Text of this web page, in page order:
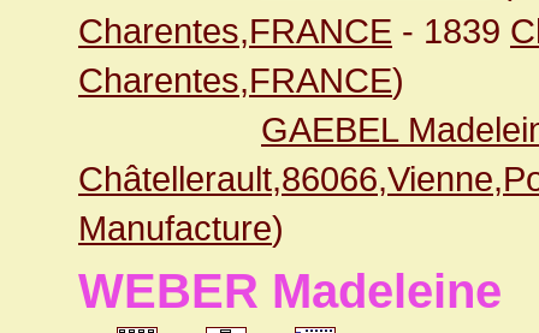
Charentes,FRANCE - 1839
Charentes,FRANCE)
GAEBEL
Manufacture)
WEBER Madeleine